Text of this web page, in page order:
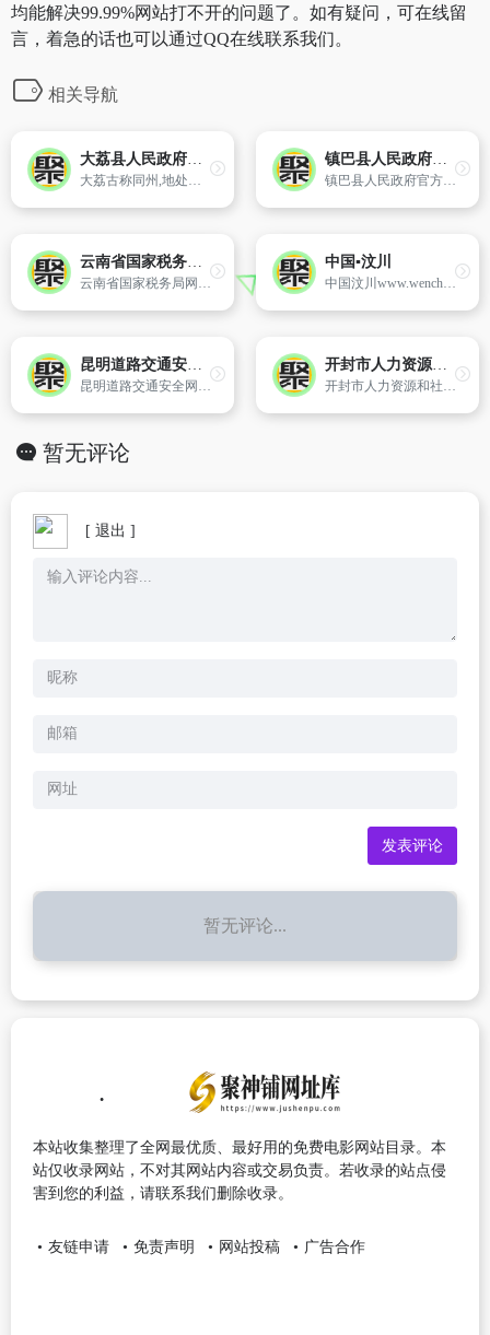
均能解决99.99%网站打不开的问题了。如有疑问，可在线留
言，着急的话也可以通过QQ在线联系我们。
相关导航
大荔县人民政府门户网站
大荔古称同州,地处黄河之滨,华山脚下,全县辖18个镇,415个行政村,总人口73万,县域面积1800平方公里,耕地150万亩。自商代起,大荔便立国、置郡、设州、建府,三千年历史文化辉煌璀璨,素有
镇巴县人民政府门户网站
镇巴县人民政府官方网站,镇巴县人民政府主办。镇巴县,陕西省汉中市辖县,位于陕西省南端,汉中市东南隅,大巴山西部,米仓山东段,被誉为陕西省“南大门”。为汉将班超的封邑,红四方面军曾在此创建川陕革命根据地,并建陕南县,国土面积3437平方公里,境内有汉族、苗族、回族、维吾尔族、壮族等民族居民,其中
云南省国家税务局网上办税服务厅
云南省国家税务局网上办税服务厅官方网站
中国▪汶川
中国汶川www.wenchuan.gov.cn提供汶川新闻,政务动态、阳光党务、灾后重建等信息
昆明道路交通安全网
昆明道路交通安全网是电信旗下一个违章,违法查询的网站平台。
开封市人力资源和社会保障信息网
开封市人力资源和社会保障局网站是开封市人力资源和社会保障局在互联网上建立的综合性政府门户网站。网站设有“政府信息公开”、“政策法规”、“办事指南”、“县区动态”、“下载中心”、“公示与查询”、“民政互动”等栏目,内容涵盖人力资源和社会保障的方方面面,是开封市人力资源和社会保障系统与社会沟通
暂无评论
[ 退出 ]
暂无评论...
本站收集整理了全网最优质、最好用的免费电影网站目录。本
站仅收录网站，不对其网站内容或交易负责。若收录的站点侵
害到您的利益，请联系我们删除收录。
友链申请 免责声明 网站投稿 广告合作